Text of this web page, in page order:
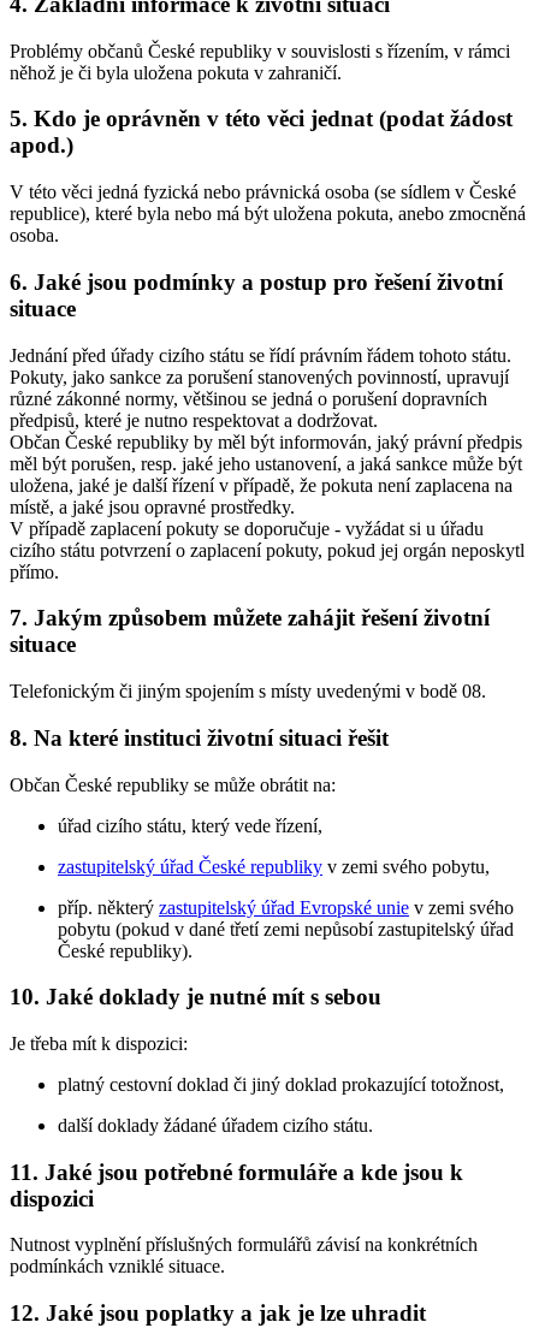
Problémy občanů České republiky v souvislosti s řízením, v rámci
něhož je či byla uložena pokuta v zahraničí.
5. Kdo je oprávněn v této věci jednat (podat žádost
apod.)
V této věci jedná fyzická nebo právnická osoba (se sídlem v České
republice), které byla nebo má být uložena pokuta, anebo zmocněná
osoba.
6. Jaké jsou podmínky a postup pro řešení životní
situace
Jednání před úřady cizího státu se řídí právním řádem tohoto státu.
Pokuty, jako sankce za porušení stanovených povinností, upravují
různé zákonné normy, většinou se jedná o porušení dopravních
předpisů, které je nutno respektovat a dodržovat.
Občan České republiky by měl být informován, jaký právní předpis
měl být porušen, resp. jaké jeho ustanovení, a jaká sankce může být
uložena, jaké je další řízení v případě, že pokuta není zaplacena na
místě, a jaké jsou opravné prostředky.
V případě zaplacení pokuty se doporučuje - vyžádat si u úřadu
cizího státu potvrzení o zaplacení pokuty, pokud jej orgán neposkytl
přímo.
7. Jakým způsobem můžete zahájit řešení životní
situace
Telefonickým či jiným spojením s místy uvedenými v bodě 08.
8. Na které instituci životní situaci řešit
Občan České republiky se může obrátit na:
úřad cizího státu, který vede řízení,
zastupitelský úřad České republiky v zemi svého pobytu,
příp. některý zastupitelský úřad Evropské unie v zemi svého
pobytu (pokud v dané třetí zemi nepůsobí zastupitelský úřad
České republiky).
10. Jaké doklady je nutné mít s sebou
Je třeba mít k dispozici:
platný cestovní doklad či jiný doklad prokazující totožnost,
další doklady žádané úřadem cizího státu.
11. Jaké jsou potřebné formuláře a kde jsou k
dispozici
Nutnost vyplnění příslušných formulářů závisí na konkrétních
podmínkách vzniklé situace.
12. Jaké jsou poplatky a jak je lze uhradit